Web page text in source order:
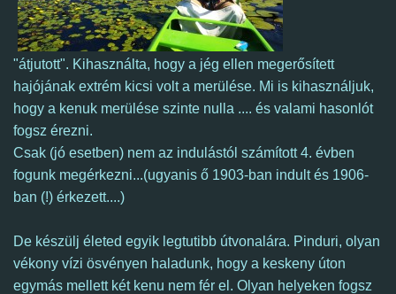
"átjutott". Kihasználta, hogy a jég ellen megerősített
hajójának extrém kicsi volt a merülése. Mi is kihasználjuk,
hogy a kenuk merülése szinte nulla .... és valami hasonlót
fogsz érezni.
Csak (jó esetben) nem az indulástól számított 4. évben
fogunk megérkezni...(ugyanis ő 1903-ban indult és 1906-
ban (!) érkezett....)
De készülj életed egyik legtutibb útvonalára. Pinduri, olyan
vékony vízi ösvényen haladunk, hogy a keskeny úton
egymás mellett két kenu nem fér el. Olyan helyeken fogsz